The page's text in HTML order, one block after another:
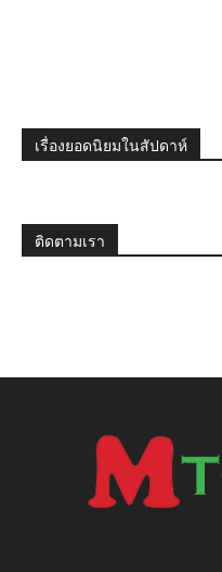
เรื่องยอดนิยมในสัปดาห์
ติดตามเรา